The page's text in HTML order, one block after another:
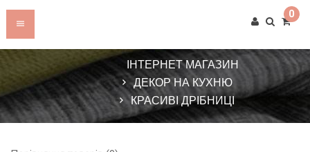
0
ІНТЕРНЕТ МАГАЗИН
ДЕКОР НА КУХНЮ
КРАСИВІ ДРІБНИЦІ